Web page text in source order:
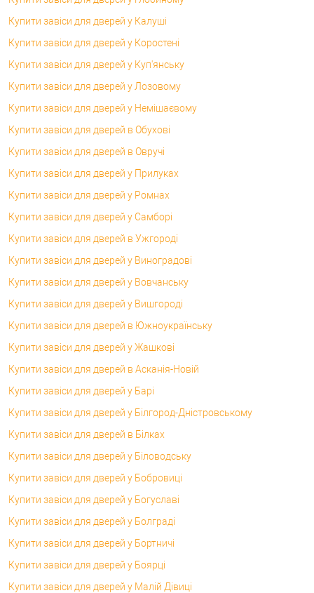
Купити завіси для дверей у Калуші
Купити завіси для дверей у Коростені
Купити завіси для дверей у Куп'янську
Купити завіси для дверей у Лозовому
Купити завіси для дверей у Немішаєвому
Купити завіси для дверей в Обухові
Купити завіси для дверей в Овручі
Купити завіси для дверей у Прилуках
Купити завіси для дверей у Ромнах
Купити завіси для дверей у Самборі
Купити завіси для дверей в Ужгороді
Купити завіси для дверей у Виноградові
Купити завіси для дверей у Вовчанську
Купити завіси для дверей у Вишгороді
Купити завіси для дверей в Южноукраїнську
Купити завіси для дверей у Жашкові
Купити завіси для дверей в Асканія-Новій
Купити завіси для дверей у Барі
Купити завіси для дверей у Білгород-Дністровському
Купити завіси для дверей в Білках
Купити завіси для дверей у Біловодську
Купити завіси для дверей у Бобровиці
Купити завіси для дверей у Богуславі
Купити завіси для дверей у Болграді
Купити завіси для дверей у Бортничі
Купити завіси для дверей у Боярці
Купити завіси для дверей у Малій Дівиці